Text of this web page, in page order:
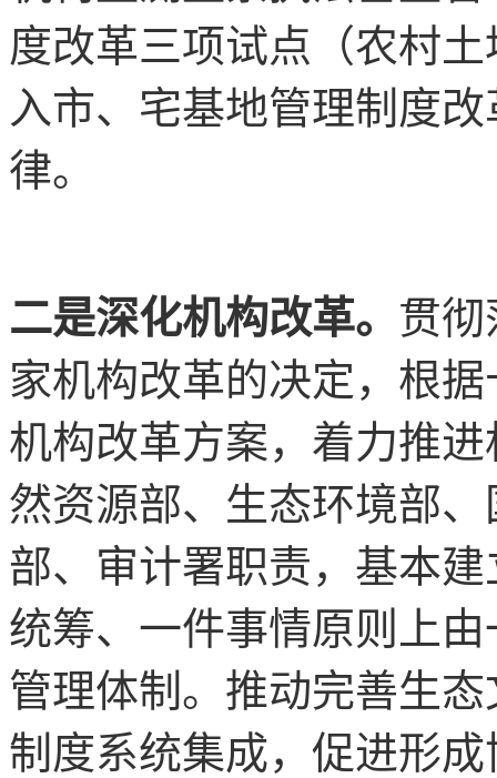
度改革三项试点（农村
入市、宅基地管理制度
律。
二是深化机构改革。 贯
家机构改革的决定，根
机构改革方案，着力推
然资源部、生态环境部
部、审计署职责，基本
统筹、一件事情原则上
管理体制。推动完善生
制度系统集成，促进形